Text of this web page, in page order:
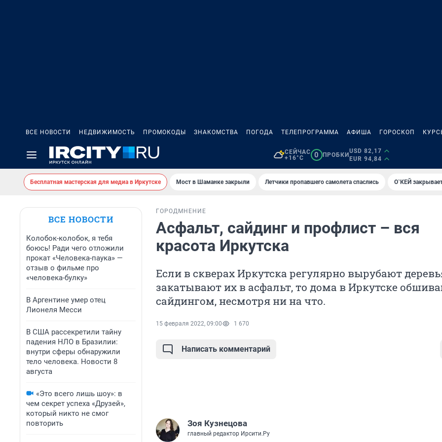
ВСЕ НОВОСТИ НЕДВИЖИМОСТЬ ПРОМОКОДЫ ЗНАКОМСТВА ПОГОДА ТЕЛЕПРОГРАММА АФИША ГОРОСКОП
СЕЙЧАС
+16°C
0 ПРОБКИ
USD 82,17
EUR 94,84
Бесплатная мастерская для медиа в Иркутске Мост в Шаманке закрыли Летчики пропавшего самолета спаслись О`КЕЙ
ВСЕ НОВОСТИ
Колобок-колобок, я тебя
боюсь! Ради чего отложили
прокат «Человека-паука» —
отзыв о фильме про
«человека-булку»
В Аргентине умер отец
Лионеля Месси
В США рассекретили тайну
падения НЛО в Бразилии:
внутри сферы обнаружили
тело человека. Новости 8
августа
«Это всего лишь шоу»: в
чем секрет успеха «Друзей»,
который никто не смог
повторить
ГОРОД МНЕНИЕ
Асфальт, сайдинг и профлист – вся
красота Иркутска
Если в скверах Иркутска регулярно вырубают
закатывают их в асфальт, то дома в Иркутске
сайдингом, несмотря ни на что.
15 февраля 2022, 09:00 1 670
Написать комментарий
Зоя Кузнецова
главный редактор Ирсити.Ру